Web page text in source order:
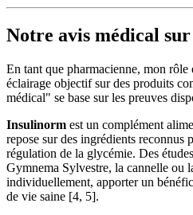
Notre avis médical
En tant que pharmacienne, mon rôle
éclairage objectif sur des produits
médical" se base sur les preuves
Insulinorm est un complément
repose sur des ingrédients reconnus
régulation de la glycémie. Des
Gymnema Sylvestre, la cannelle ou
individuellement, apporter un
de vie saine [4, 5].